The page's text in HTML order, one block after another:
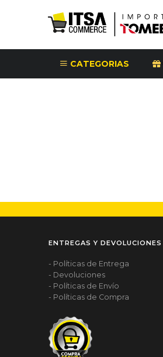
CATEGORIAS
ENTREGAS Y DEVOLUCIONES
- Políticas de Entrega
- Devoluciones
- Políticas de Envío
- Políticas de Compra